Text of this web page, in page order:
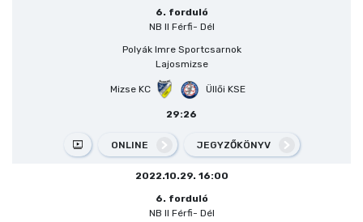
6. forduló
NB II Férfi- Dél
Polyák Imre Sportcsarnok
Lajosmizse
Mizse KC Üllői KSE
29:26
ONLINE JEGYZŐKÖNYV
2022.10.29. 16:00
6. forduló
NB II Férfi- Dél